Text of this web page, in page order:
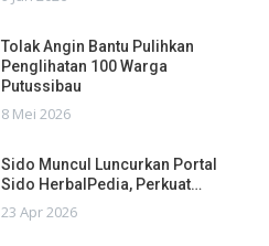
Tolak Angin Bantu Pulihkan
Penglihatan 100 Warga
Putussibau
8 Mei 2026
Sido Muncul Luncurkan Portal
Sido HerbalPedia, Perkuat…
23 Apr 2026